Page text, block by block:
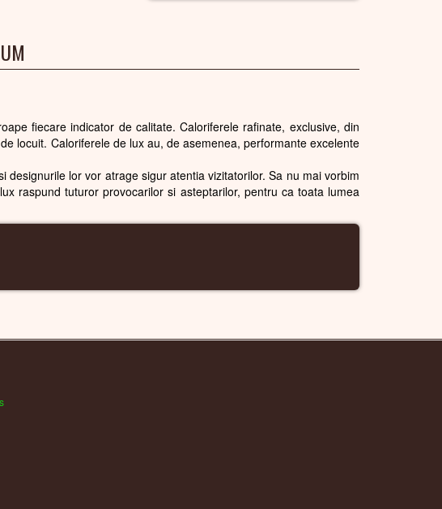
fiecare indicator de calitate. Caloriferele rafinate, exclusive, din
locuit. Caloriferele de lux au, de asemenea, performante excelente
lor vor atrage sigur atentia vizitatorilor. Sa nu mai vorbim
raspund tuturor provocarilor si asteptarilor, pentru ca toata lumea